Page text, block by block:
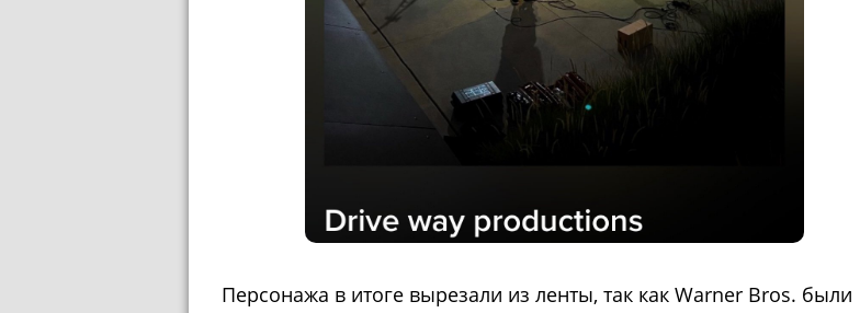
Персонажа в итоге вырезали из ленты, так как Warner Bros. были